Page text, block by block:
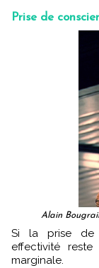
Prise de
Alain
Si la prise de conscience semble bien réelle, son
effectivité
marginale.